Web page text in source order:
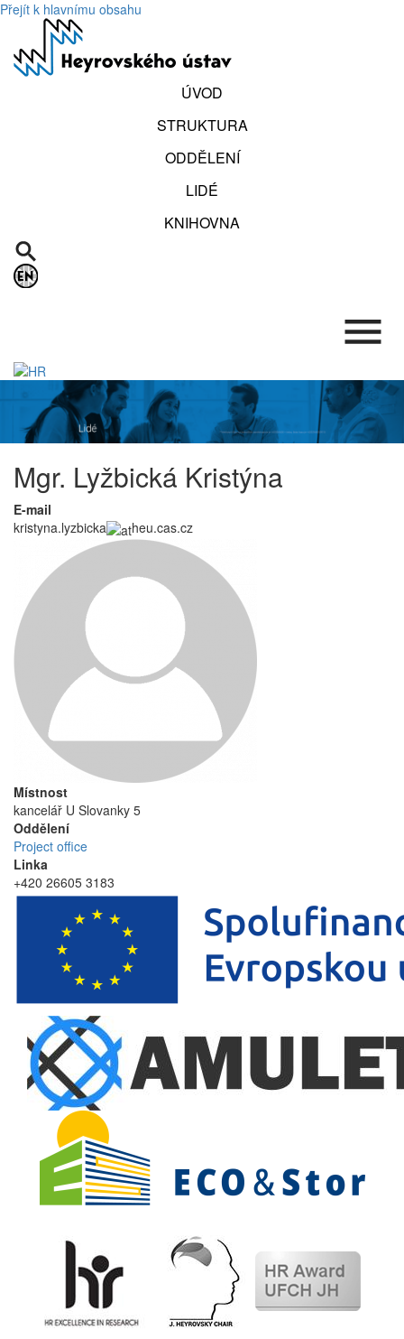
Přejít k hlavnímu obsahu
ÚVOD
STRUKTURA
ODDĚLENÍ
LIDÉ
KNIHOVNA
.
Mgr. Lyžbická Kristýna
E-mail
kristyna.lyzbicka
heu.cas.cz
Místnost
kancelář U Slovanky 5
Oddělení
Project office
Linka
+420 26605 3183